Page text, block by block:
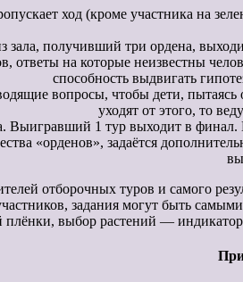
ход (кроме участника на
зала, получивший три ордена,
на которые неизвестны
способность выдвигать
вопросы, чтобы дети, пытаясь
уходят от этого, то
Выигравший 1 тур выходит в
«орденов», задаётся
отборочных туров и самого
задания могут быть
плёнки, выбор растений —